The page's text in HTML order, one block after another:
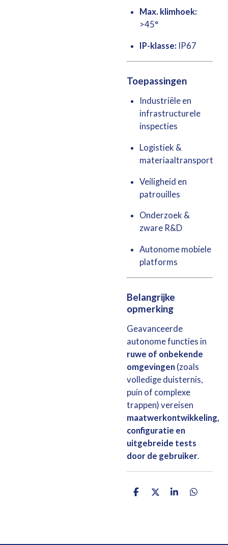
Max. klimhoek:
>45°
IP-klasse: IP67
Toepassingen
Industriële en
infrastructurele
inspecties
Logistiek &
materiaaltransport
Veiligheid en
patrouilles
Onderzoek &
zware R&D
Autonome mobiele
platforms
Belangrijke
opmerking
Geavanceerde
autonome functies in
ruwe of onbekende
omgevingen (zoals
volledige duisternis,
puin of complexe
trappen) vereisen
maatwerkontwikkeling,
configuratie en
uitgebreide tests
door de gebruiker.
D
D
S
D